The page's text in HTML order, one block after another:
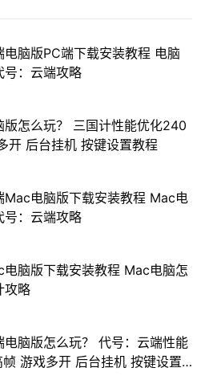
电脑版PC端下载安装教程 电脑
号：云端攻略
版怎么玩？ 三国计性能优化240
开 后台挂机 按键设置教程
Mac电脑版下载安装教程 Mac电
号：云端攻略
电脑版下载安装教程 Mac电脑怎
攻略
电脑版怎么玩？ 代号：云端性能
游戏多开 后台挂机 按键设置